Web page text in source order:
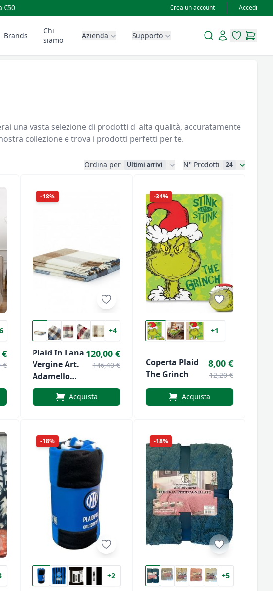
€50 Crea un account Accedi
Brands
Chi
siamo
Azienda Supporto SearchAccount
items in
items
una vasta selezione di prodotti di alta qualità, accuratamente
collezione e trova i prodotti perfetti per te.
Ordina per Ultimi arrivi N° Prodotti 24
€
€
-18%
+4
Plaid In Lana
Vergine Art.
Adamello
Check Di
Lanerossi
120,00 €
146,40 €
Acquista
-34%
+1
Coperta Plaid
The Grinch
8,00 €
12,20 €
Acquista
-18%
+2
-18%
+5